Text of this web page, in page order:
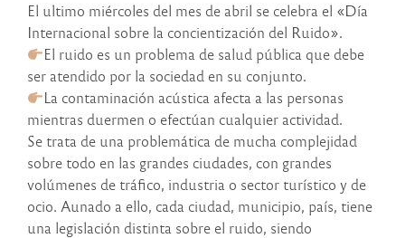
El ultimo miércoles del mes de abril se celebra el «Día
Internacional sobre la concientización del Ruido».
El ruido es un problema de salud pública que debe
ser atendido por la sociedad en su conjunto.
La contaminación acústica afecta a las personas
mientras duermen o efectúan cualquier actividad.
Se trata de una problemática de mucha complejidad
sobre todo en las grandes ciudades, con grandes
volúmenes de tráfico, industria o sector turístico y de
ocio. Aunado a ello, cada ciudad, municipio, país, tiene
una legislación distinta sobre el ruido, siendo